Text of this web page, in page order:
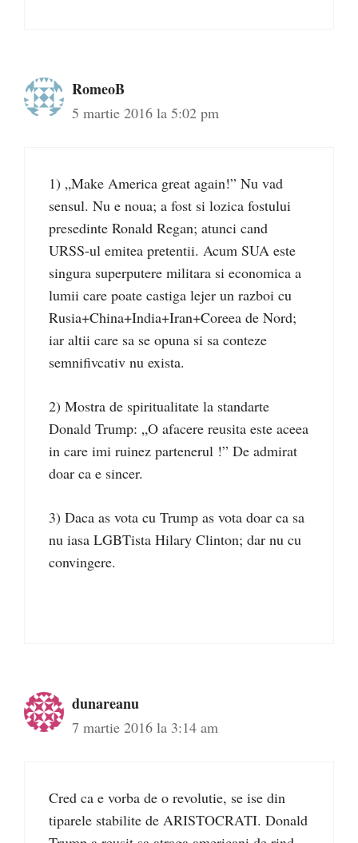
RomeoB
5 martie 2016 la 5:02 pm
1) „Make America great again!” Nu vad
sensul. Nu e noua; a fost si lozica fostului
presedinte Ronald Regan; atunci cand
URSS-ul emitea pretentii. Acum SUA este
singura superputere militara si economica a
lumii care poate castiga lejer un razboi cu
Rusia+China+India+Iran+Coreea de Nord;
iar altii care sa se opuna si sa conteze
semnifivcativ nu exista.
2) Mostra de spiritualitate la standarte
Donald Trump: „O afacere reusita este aceea
in care imi ruinez partenerul !” De admirat
doar ca e sincer.
3) Daca as vota cu Trump as vota doar ca sa
nu iasa LGBTista Hilary Clinton; dar nu cu
convingere.
dunareanu
7 martie 2016 la 3:14 am
Cred ca e vorba de o revolutie, se ise din
tiparele stabilite de ARISTOCRATI. Donald